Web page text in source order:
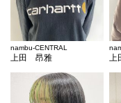
nambu-CENTRAL
上田 昂雅